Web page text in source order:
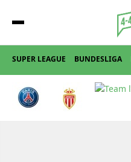
SUPER LEAGUE BUNDESLIGA